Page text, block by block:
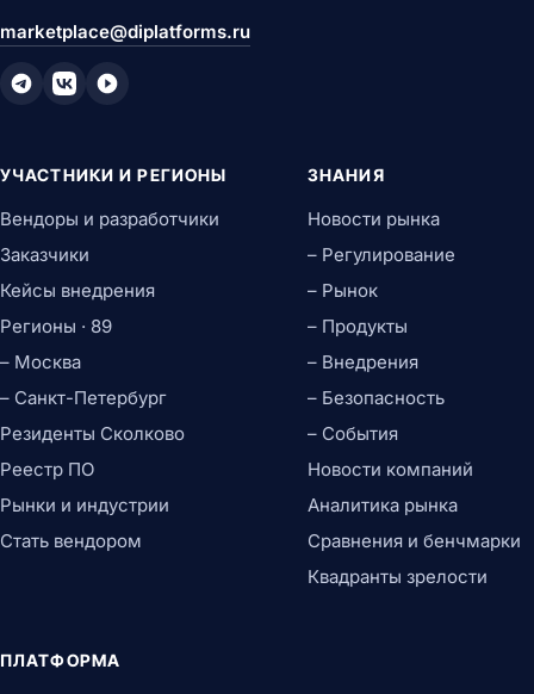
marketplace@diplatforms.ru
УЧАСТНИКИ И РЕГИОНЫ
Вендоры и разработчики
Заказчики
Кейсы внедрения
Регионы · 89
– Москва
– Санкт-Петербург
Резиденты Сколково
Реестр ПО
Рынки и индустрии
Стать вендором
ЗНАНИЯ
Новости рынка
– Регулирование
– Рынок
– Продукты
– Внедрения
– Безопасность
– События
Новости компаний
Аналитика рынка
Сравнения и бенчмарки
Квадранты зрелости
ПЛАТФОРМА